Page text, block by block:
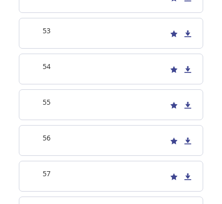
53
54
55
56
57